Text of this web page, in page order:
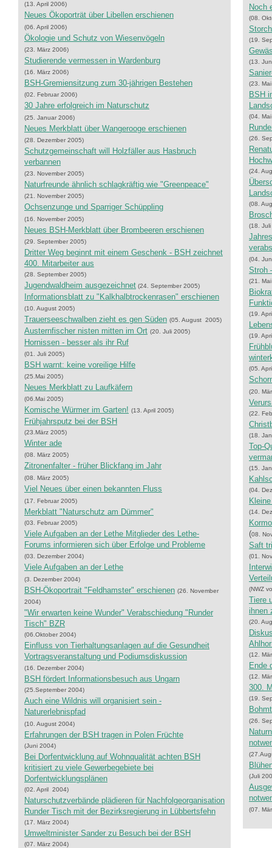
(13. April 2006)
Neues Ökoporträt über Libellen erschienen
(06. April 2006)
Ökologie und Schutz von Wiesenvögeln
(23. März 2006)
Studierende vermessen in Wardenburg
(16. März 2006)
BSH-Gremiensitzung zum 30-jährigen Bestehen
(02. Februar 2006)
30 Jahre erfolgreich im Naturschutz
(25. Januar 2006)
Neues Merkblatt über Wangerooge erschienen
(28. Dezember 2005)
Schutzgemeinschaft will Holzfäller aus Hasbruch
verbannen
(23. November 2005)
Naturfreunde ähnlich schlagkräftig wie "Greenpeace"
(21. November 2005)
Ochsenzunge und Sparriger Schüppling
(16. November 2005)
Neues BSH-Merkblatt über Brombeeren erschienen
(29. September 2005)
Dritter Weg beginnt mit einem Geschenk - BSH zeichnet
400. Mitarbeiter aus
(28. September 2005)
Jugendwaldheim ausgezeichnet (24. September 2005)
Informationsblatt zu "Kalkhalbtrockenrasen" erschienen
(10. August 2005)
Trauerseeschwalben zieht es gen Süden (05. August 2005)
Austernfischer nisten mitten im Ort (20. Juli 2005)
Hornissen - besser als ihr Ruf
(01. Juli 2005)
BSH warnt: keine voreilige Hilfe
(25.Mai 2005)
Neues Merkblatt zu Laufkäfern
(06.Mai 2005)
Komische Würmer im Garten! (13. April 2005)
Frühjahrsputz bei der BSH
(23.März 2005)
Winter ade
(08. März 2005)
Zitronenfalter - früher Blickfang im Jahr
(08. März 2005)
Viel Neues über einen bekannten Fluss
(17. Februar 2005)
Merkblatt "Naturschutz am Dümmer"
(03. Februar 2005)
Viele Aufgaben an der Lethe Mitglieder des Lethe-
Forums informieren sich über Erfolge und Probleme
(03. Dezember 2004)
Viele Aufgaben an der Lethe
(3. Dezember 2004)
BSH-Ökoportrait "Feldhamster" erschienen (26. November
2004)
"Wir erwarten keine Wunder" Verabschiedung "Runder
Tisch" BZR
(06.Oktober 2004)
Einfluss von Tierhaltungsanlagen auf die Gesundheit
Vortragsveranstaltung und Podiumsdiskussion
(16. Dezember 2004)
BSH fördert Informationsbesuch aus Ungarn
(25.September 2004)
Auch eine Wildnis will organisiert sein -
Naturerlebnispfad
(10. August 2004)
Erfahrungen der BSH tragen in Polen Früchte
(Juni 2004)
Bei Dorfentwicklung auf Wohnqualität achten BSH
kritisiert zu viele Gewerbegebiete bei
Dorfentwicklungsplänen
(02. April 2004)
Naturschutzverbände plädieren für Nachfolgeorganisation
Runder Tisch mit der Bezirksregierung in Lübbertsfehn
(17. März 2004)
Umweltminister Sander zu Besuch bei der BSH
(07. März 2004)
Noch
(08.
(19.
(13.
(23.
BSH
(04.
(26.
(24.
(08.
(18.
(04.
Stroh
(21.
(19.
(19.
(05.
(20.
(22.
(18.
Top-
(15.
(04.
(14.
(08.
Saft
(01.
(NWZ
Tiere
ihnen
(20.
(12.
Ende
(12.
300.
(19.
(26.
(Juli
(07.